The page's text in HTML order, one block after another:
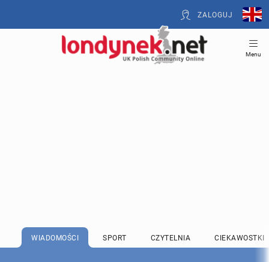
ZALOGUJ
Menu
WIADOMOŚCI SPORT CZYTELNIA CIEKAWOSTKI